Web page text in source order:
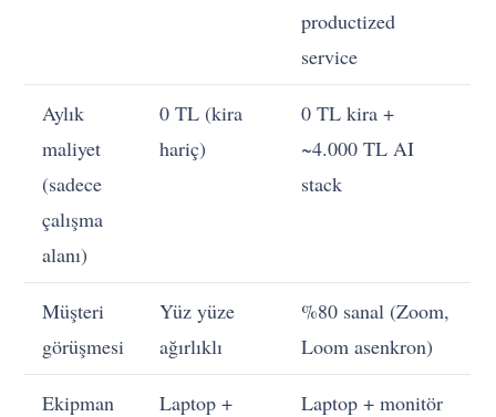
productized
service
Aylık
maliyet
(sadece
çalışma
alanı)
0 TL (kira
hariç)
0 TL kira +
~4.000 TL AI
stack
Müşteri
görüşmesi
Yüz yüze
ağırlıklı
%80 sanal (Zoom,
Loom asenkron)
Ekipman
Laptop +
Laptop + monitör